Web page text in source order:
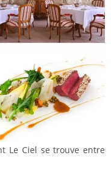
Le Ciel se trouve entre